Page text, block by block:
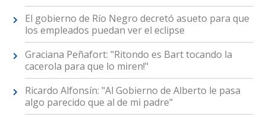
El gobierno de Río Negro decretó asueto para que
los empleados puedan ver el eclipse
Graciana Peñafort: "Ritondo es Bart tocando la
cacerola para que lo miren!"
Ricardo Alfonsín: "Al Gobierno de Alberto le pasa
algo parecido que al de mi padre"